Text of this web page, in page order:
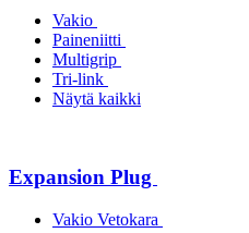
Vakio
Paineniitti
Multigrip
Tri-link
Näytä kaikki
Expansion Plug
Vakio Vetokara